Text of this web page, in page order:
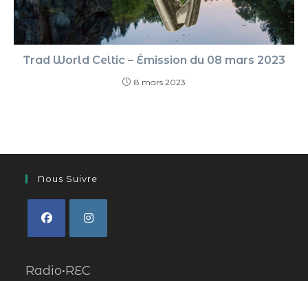
Trad World Celtic – Émission du 08 mars 2023
8 mars 2023
Nous Suivre
Radio•REC